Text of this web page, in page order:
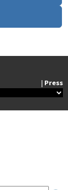
| Press